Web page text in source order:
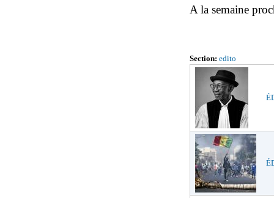
A la semaine
Section: edito